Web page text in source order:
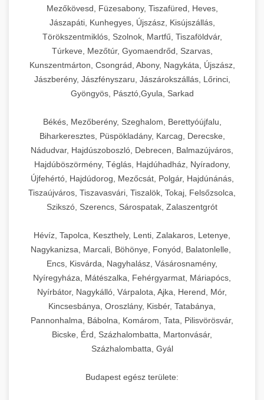
Mezőkövesd, Füzesabony, Tiszafüred, Heves,
Jászapáti, Kunhegyes, Újszász, Kisújszállás,
Törökszentmiklós, Szolnok, Martfű, Tiszaföldvár,
Túrkeve, Mezőtúr, Gyomaendrőd, Szarvas,
Kunszentmárton, Csongrád, Abony, Nagykáta, Újszász,
Jászberény, Jászfényszaru, Jászárokszállás, Lőrinci,
Gyöngyös, Pásztó,Gyula, Sarkad
Békés, Mezőberény, Szeghalom, Berettyóújfalu,
Biharkeresztes, Püspökladány, Karcag, Derecske,
Nádudvar, Hajdúszoboszló, Debrecen, Balmazújváros,
Hajdúböszörmény, Téglás, Hajdúhadház, Nyíradony,
Újfehértó, Hajdúdorog, Mezőcsát, Polgár, Hajdúnánás,
Tiszaújváros, Tiszavasvári, Tiszalök, Tokaj, Felsőzsolca,
Szikszó, Szerencs, Sárospatak, Zalaszentgrót
Hévíz, Tapolca, Keszthely, Lenti, Zalakaros, Letenye,
Nagykanizsa, Marcali, Böhönye, Fonyód, Balatonlelle,
Encs, Kisvárda, Nagyhalász, Vásárosnamény,
Nyíregyháza, Mátészalka, Fehérgyarmat, Máriapócs,
Nyírbátor, Nagykálló, Várpalota, Ajka, Herend, Mór,
Kincsesbánya, Oroszlány, Kisbér, Tatabánya,
Pannonhalma, Bábolna, Komárom, Tata, Pilisvörösvár,
Bicske, Érd, Százhalombatta, Martonvásár,
Százhalombatta, Gyál
Budapest egész területe: